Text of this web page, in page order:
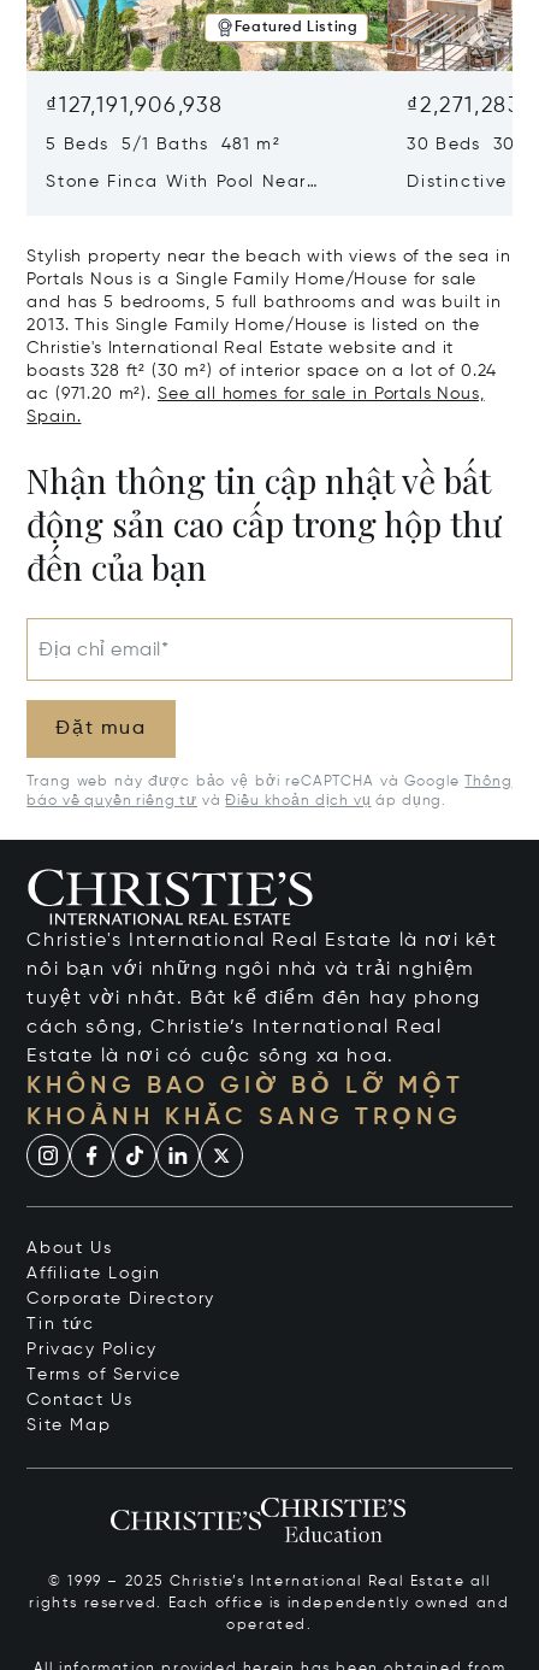
Featured Listing
₫127,191,906,938
5 Beds 5/1 Baths 481 m²
Stone Finca With Pool Near
30 Beds 30/
Distinctive
Stylish property near the beach with views of the sea in
Portals Nous is a Single Family Home/House for sale
and has 5 bedrooms, 5 full bathrooms and was built in
2013. This Single Family Home/House is listed on the
Christie's International Real Estate website and it
boasts 328 ft² (30 m²) of interior space on a lot of 0.24
ac (971.20 m²). See all homes for sale in Portals Nous,
Spain.
Nhận thông tin cập nhật về bất
động sản cao cấp trong hộp thư
đến của bạn
Địa chỉ email*
Đặt mua
Trang web này được bảo vệ bởi reCAPTCHA và Google
Thông
báo về quyền riêng tư vàĐiều khoản dịch vụ áp dụng.
Christie's International Real Estate là nơi kết
nối bạn với những ngôi nhà và trải nghiệm
tuyệt vời nhất. Bất kể điểm đến hay phong
cách sống, Christie’s International Real
Estate là nơi có cuộc sống xa hoa.
KHÔNG BAO GIỜ BỎ LỠ MỘT
KHOẢNH KHẮC SANG TRỌNG
About Us
Affiliate Login
Corporate Directory
Tin tức
Privacy Policy
Terms of Service
Contact Us
Site Map
© 1999 – 2025 Christie’s International Real Estate all
rights reserved. Each office is independently owned and
operated.